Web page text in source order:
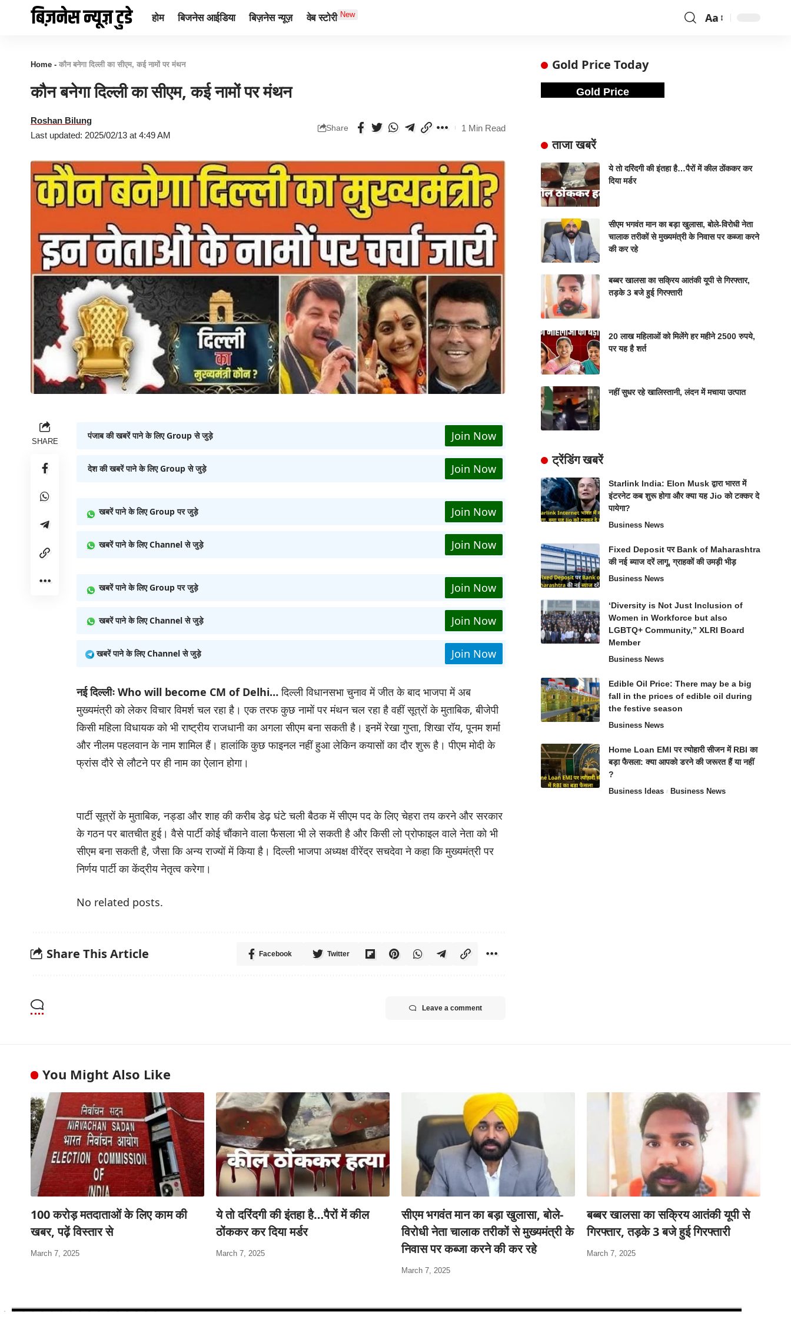
होम बिजनेस आईडिया बिज़नेस न्यूज़ वेब स्टोरी New Aa
Home - काैन बनेगा दिल्ली का सीएम, कई नामों पर मंथन
काैन बनेगा दिल्ली का सीएम, कई नामों पर मंथन
Last updated: 2025/02/13 at 4:49 AM
Roshan Bilung
Share 1 Min Read
SHARE पंजाब की खबरें पाने के लिए Group से जुड़े Join Now
देश की खबरें पाने के लिए Group से जुड़े Join Now
खबरें पाने के लिए Group पर जुड़े Join Now
खबरें पाने के लिए Channel से जुड़े Join Now
खबरें पाने के लिए Group पर जुड़े Join Now
खबरें पाने के लिए Channel से जुड़े Join Now
खबरें पाने के लिए Channel से जुड़े Join Now
नई दिल्लीः Who will become CM of Delhi…दिल्ली विधानसभा चुनाव में जीत के बाद भाजपा में अब
मुख्यमंत्री को लेकर विचार विमर्श चल रहा है। एक तरफ कुछ नामों पर मंथन चल रहा है वहीं सूत्रों के मुताबिक, बीजेपी
किसी महिला विधायक को भी राष्ट्रीय राजधानी का अगला सीएम बना सकती है। इनमें रेखा गुप्ता, शिखा रॉय, पूनम शर्मा
और नीलम पहलवान के नाम शामिल हैं। हालांकि कुछ फाइनल नहीं हुआ लेकिन कयासाें का दाैर शुरू है। पीएम मोदी के
फ्रांस दाैरे से लाैटने पर ही नाम का ऐलान होगा।
पार्टी सूत्रों के मुताबिक, नड्डा और शाह की करीब डेढ़ घंटे चली बैठक में सीएम पद के लिए चेहरा तय करने और सरकार
के गठन पर बातचीत हुई। वैसे पार्टी कोई चौंकाने वाला फैसला भी ले सकती है और किसी लो प्रोफाइल वाले नेता को भी
सीएम बना सकती है, जैसा कि अन्य राज्यों में किया है। दिल्ली भाजपा अध्यक्ष वीरेंद्र सचदेवा ने कहा कि मुख्यमंत्री पर
निर्णय पार्टी का केंद्रीय नेतृत्व करेगा।
No related posts.
Share This Article Facebook Twitter
Leave a comment
Gold Price Today
Gold Price
ताजा खबरें
ये तो दरिंदगी की इंतहा है…पैरों में कील ठोंककर कर
दिया मर्डर
सीएम भगवंत मान का बड़ा खुलासा, बोले-विरोधी नेता
चालाक तरीकों से मुख्यमंत्री के निवास पर कब्जा करने
की कर रहे
बब्बर खालसा का सक्रिय आतंकी यूपी से गिरफ्तार,
तड़के 3 बजे हुई गिरफ्तारी
20 लाख महिलाओं को मिलेंगे हर महीने 2500 रुपये,
पर यह है शर्त
नहीं सुधर रहे खालिस्तानी, लंदन में मचाया उत्पात
ट्रेंडिंग खबरें
Starlink India: Elon Musk द्वारा भारत में
इंटरनेट कब शुरू होगा और क्या यह Jio को टक्कर दे
पायेगा?
Business News
Fixed Deposit पर Bank of Maharashtra
की नई ब्याज दरें लागू, ग्राहकों की उमड़ी भीड़
Business News
‘Diversity is Not Just Inclusion of
Women in Workforce but also
LGBTQ+ Community,” XLRI Board
Member
Business News
Edible Oil Price: There may be a big
fall in the prices of edible oil during
the festive season
Business News
Home Loan EMI पर त्योहारी सीजन में RBI का
बड़ा फैसला: क्या आपको डरने की जरूरत हैं या नहीं
?
Business Ideas Business News
You Might Also Like
100 करोड़ मतदाताओं के लिए काम की
खबर, पढ़ें विस्तार से
March 7, 2025
ये तो दरिंदगी की इंतहा है…पैरों में कील
ठोंककर कर दिया मर्डर
March 7, 2025
सीएम भगवंत मान का बड़ा खुलासा, बोले-
विरोधी नेता चालाक तरीकों से मुख्यमंत्री के
निवास पर कब्जा करने की कर रहे
March 7, 2025
बब्बर खालसा का सक्रिय आतंकी यूपी से
गिरफ्तार, तड़के 3 बजे हुई गिरफ्तारी
March 7, 2025